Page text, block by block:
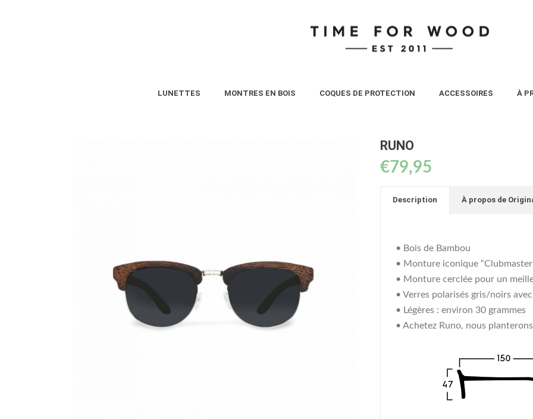
LUNETTES MONTRES EN BOIS COQUES DE PROTECTION ACCESSOIRES À
RUNO
€79,95
Description À propos de
• Bois de Bambou
• Monture iconique
• Monture cerclée pour un
• Verres polarisés gris/noirs
• Légères : environ 30 grammes
• Achetez Runo, nous